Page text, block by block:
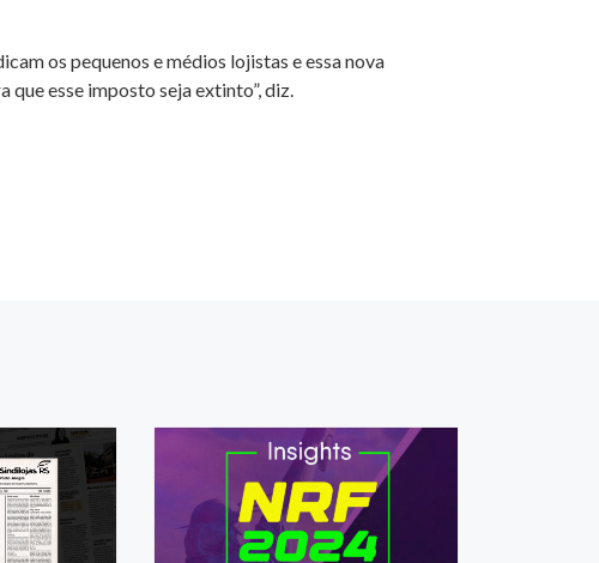
os pequenos e médios lojistas e essa nova
esse imposto seja extinto”, diz.